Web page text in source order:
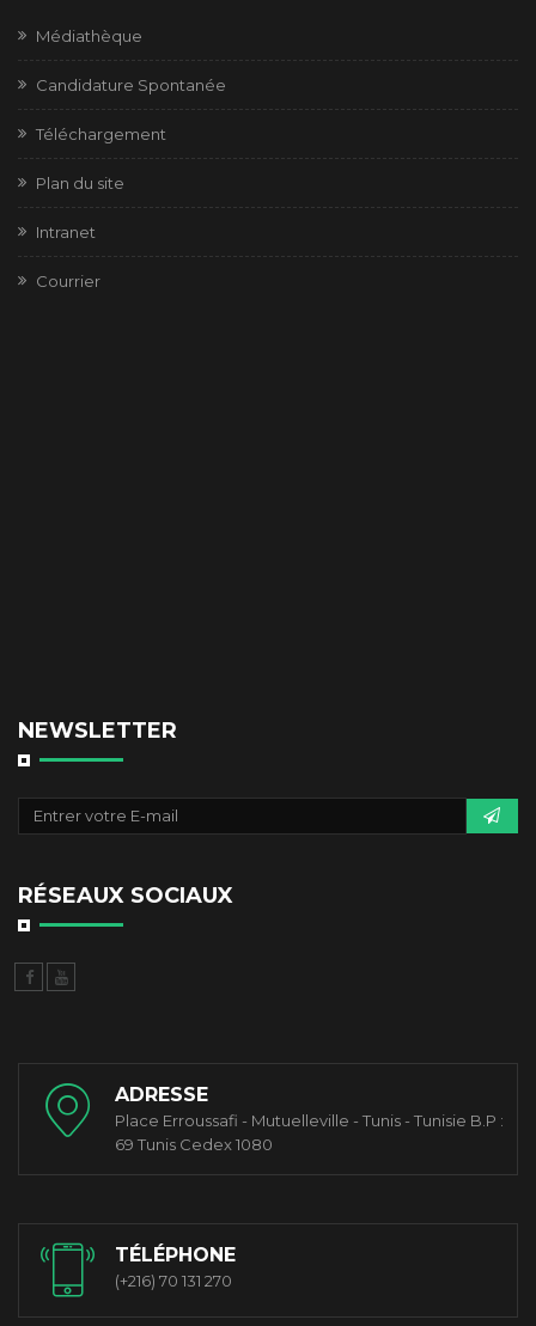
Médiathèque
Candidature Spontanée
Téléchargement
Plan du site
Intranet
Courrier
NEWSLETTER
RÉSEAUX SOCIAUX
ADRESSE
Place Erroussafi - Mutuelleville - Tunis - Tunisie B.P :
69 Tunis Cedex 1080
TÉLÉPHONE
(+216) 70 131 270